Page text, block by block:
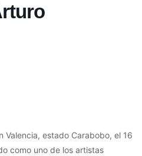
Valencia, estado Carabobo, el 16
como uno de los artistas